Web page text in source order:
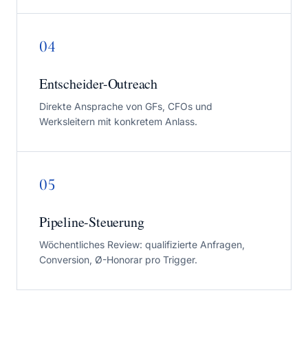
04
Entscheider-Outreach
Direkte Ansprache von GFs, CFOs und
Werksleitern mit konkretem Anlass.
05
Pipeline-Steuerung
Wöchentliches Review: qualifizierte Anfragen,
Conversion, Ø-Honorar pro Trigger.